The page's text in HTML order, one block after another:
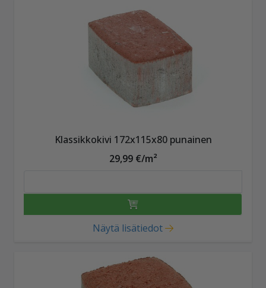
Klassikkokivi 172x115x80 punainen
29,99 €/m²
Näytä lisätiedot